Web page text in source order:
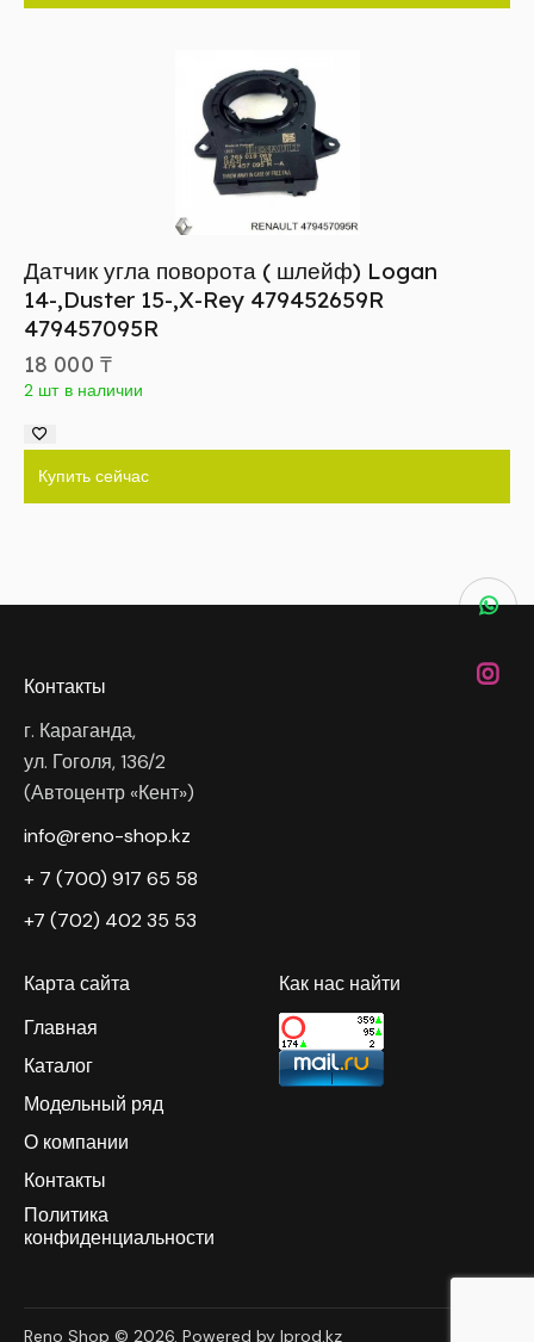
Датчик угла поворота ( шлейф) Logan
14-,Duster 15-,X-Rey 479452659R
479457095R
18 000 ₸
2 шт в наличии
Купить сейчас
Контакты
г. Караганда,
ул. Гоголя, 136/2
(Автоцентр «Кент»)
info@reno-shop.kz
+ 7 (700) 917 65 58
+7 (702) 402 35 53
Карта сайта
Главная
Каталог
Модельный ряд
О компании
Контакты
Политика
конфиденциальности
Как нас найти
Reno Shop © 2026. Powered by Iprod.kz